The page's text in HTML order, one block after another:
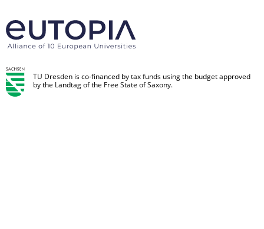
TU Dresden is co-financed by tax funds using the budget approved
by the Landtag of the Free State of Saxony.